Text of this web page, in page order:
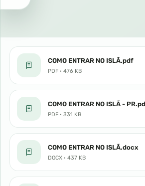
COMO ENTRAR NO ISLÃ.pdf
PDF · 476 KB
COMO ENTRAR NO ISLÃ -
PDF · 331 KB
COMO ENTRAR NO ISLÃ.docx
DOCX · 437 KB